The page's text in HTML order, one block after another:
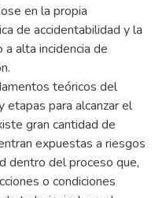
en la propia
de accidentabilidad y la
alta incidencia de
teóricos del
etapas para alcanzar el
gran cantidad de
expuestas a riesgos
dentro del proceso que,
o condiciones